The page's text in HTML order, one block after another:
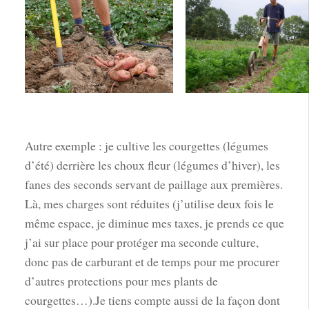
Autre exemple : je cultive les courgettes (légumes
d’été) derrière les choux fleur (légumes d’hiver), les
fanes des seconds servant de paillage aux premières.
Là, mes charges sont réduites (j’utilise deux fois le
même espace, je diminue mes taxes, je prends ce que
j’ai sur place pour protéger ma seconde culture,
donc pas de carburant et de temps pour me procurer
d’autres protections pour mes plants de
courgettes…).Je tiens compte aussi de la façon dont